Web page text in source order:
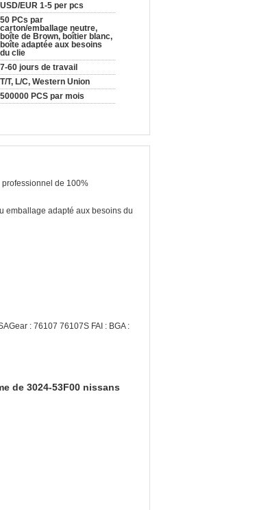
USD/EUR 1-5 per pcs
50 PCs par
carton/emballage neutre,
boîte de Brown, boîtier blanc,
boîte adaptée aux besoins
du clie
7-60 jours de travail
T/T, L/C, Western Union
500000 PCS par mois
professionnel de 100%
emballage adapté aux besoins du
: 76107 76107S FAI : BGA :
de 3024-53F00 nissans